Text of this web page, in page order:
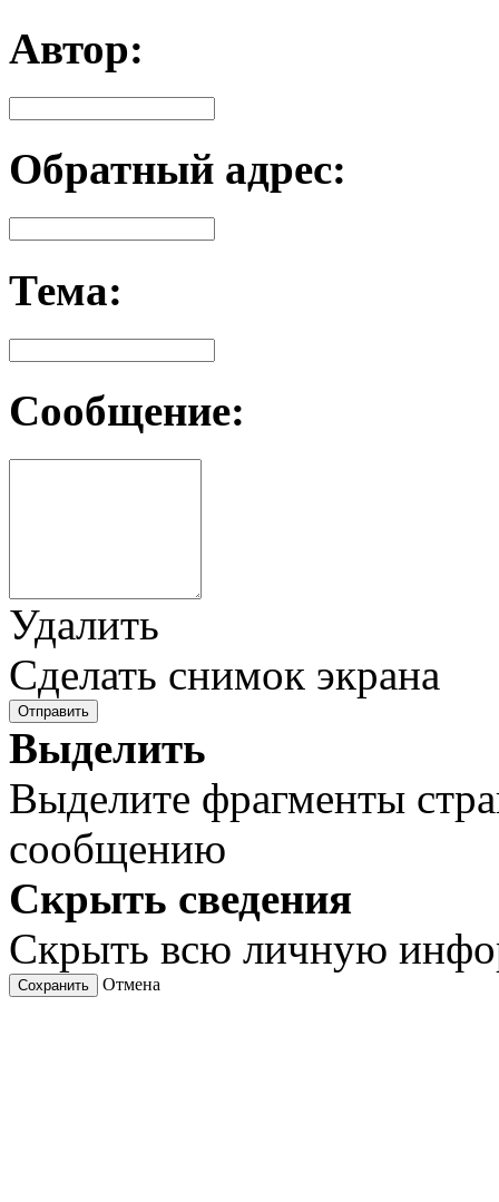
Автор:
Обратный адрес:
Тема:
Сообщение:
Удалить
Сделать снимок экрана
Отправить
Выделить
Выделите фрагменты
сообщению
Скрыть сведения
Скрыть всю личную
Сохранить Отмена